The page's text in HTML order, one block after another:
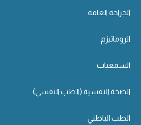
الجراحة العامة
الروماتيزم
السمعيات
الصحة النفسية (الطب النفسي)
الطب الباطني